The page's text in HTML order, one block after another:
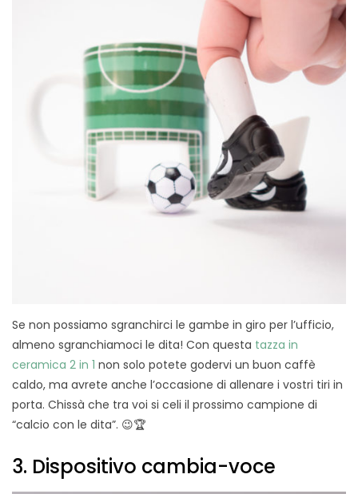
Se non possiamo sgranchirci le gambe in giro per l’ufficio,
almeno sgranchiamoci le dita! Con questa tazza in
ceramica 2 in 1 non solo potete godervi un buon caffè
caldo, ma avrete anche l’occasione di allenare i vostri tiri in
porta. Chissà che tra voi si celi il prossimo campione di
“calcio con le dita”. 😉🏆
3. Dispositivo cambia-voce